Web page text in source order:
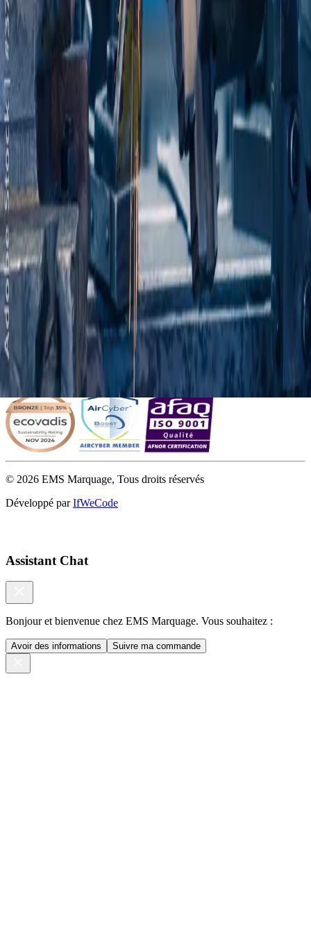
SOLUTIONS TECHNIQUES
Impression numérique
Gravure
Sérigraphie
Tolerie et usinage
COORDONNÉES
Adresse
67 rue Gustave Eiffel, ZA des Champs Fleuris
Franqueville-Saint-Pierre
Mail
contact@ems-marquage.com
Télephone
02 32 18 41 91
Politique de confidentialité
Mentions légales
Conditions générales de vente
Gestion des cookies
© 2026 EMS Marquage, Tous droits réservés
Développé parIfWeCode
Assistant Chat
Bonjour et bienvenue chez EMS Marquage. Vous souhaitez :
Avoir des informations Suivre ma commande